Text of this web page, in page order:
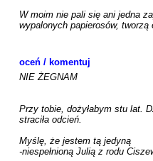
W moim nie pali się ani jedna
wypalonych papierosów,
oceń / komentuj
NIE ŻEGNAM
Przy tobie, dożyłabym stu lat.
straciła odcień.
Myślę, że jestem tą jedyną
-niespełnioną Julią z rodu